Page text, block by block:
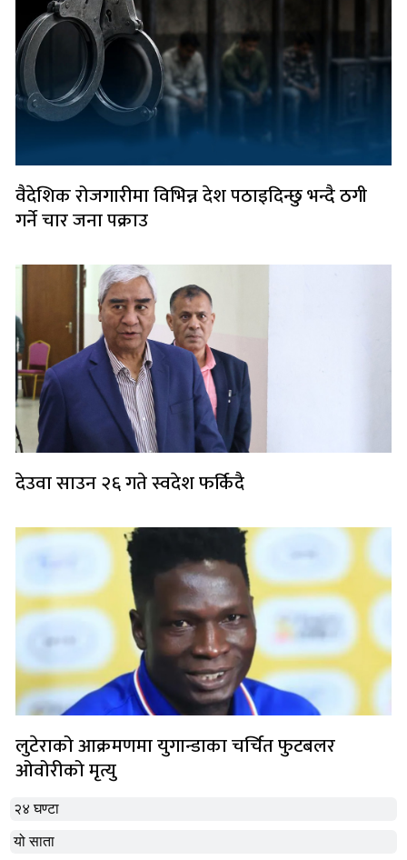
२४ घण्टा
यो साता
वैदेशिक रोजगारीमा विभिन्न देश पठाइदिन्छु भन्दै ठगी
गर्ने चार जना पक्राउ
देउवा साउन २६ गते स्वदेश फर्किदै
लुटेराको आक्रमणमा युगान्डाका चर्चित फुटबलर
ओवोरीको मृत्यु